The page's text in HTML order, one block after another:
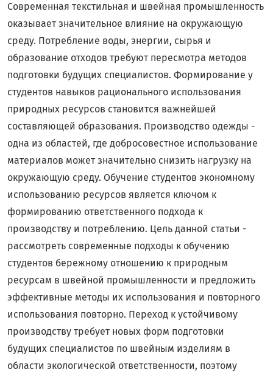
Современная текстильная и швейная промышленность
оказывает значительное влияние на окружающую
среду. Потребление воды, энергии, сырья и
образование отходов требуют пересмотра методов
подготовки будущих специалистов. Формирование у
студентов навыков рационального использования
природных ресурсов становится важнейшей
составляющей образования. Производство одежды -
одна из областей, где добросовестное использование
материалов может значительно снизить нагрузку на
окружающую среду. Обучение студентов экономному
использованию ресурсов является ключом к
формированию ответственного подхода к
производству и потреблению. Цель данной статьи -
рассмотреть современные подходы к обучению
студентов бережному отношению к природным
ресурсам в швейной промышленности и предложить
эффективные методы их использования и повторного
использования повторно. Переход к устойчивому
производству требует новых форм подготовки
будущих специалистов по швейным изделиям в
области экологической ответственности, поэтому